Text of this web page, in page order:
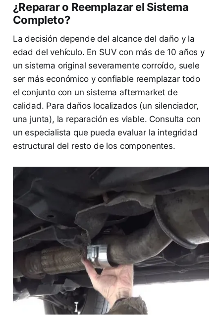
¿Reparar o Reemplazar el Sistema
Completo?
La decisión depende del alcance del daño y la
edad del vehículo. En SUV con más de 10 años y
un sistema original severamente corroído, suele
ser más económico y confiable reemplazar todo
el conjunto con un sistema aftermarket de
calidad. Para daños localizados (un silenciador,
una junta), la reparación es viable. Consulta con
un especialista que pueda evaluar la integridad
estructural del resto de los componentes.